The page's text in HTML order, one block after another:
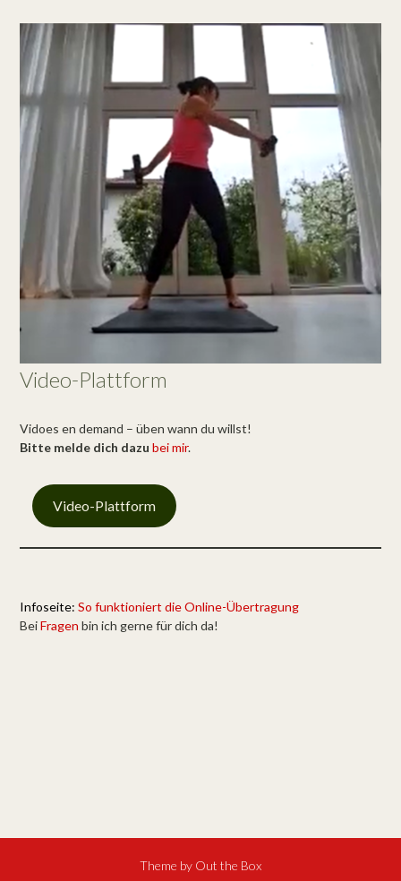
Video-Plattform
Vidoes en demand – üben wann du willst!
Bitte melde dich dazu bei mir.
Video-Plattform
Infoseite: So funktioniert die Online-Übertragung
BeiFragen bin ich gerne für dich da!
Theme by Out the Box